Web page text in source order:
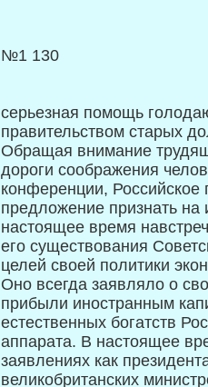
№1 130
серьезная помощь
правительством старых
Обращая внимание
дороги соображения
конференции, Российское
предложение признать на
настоящее время
его существования
целей своей политики
Оно всегда заявляло о
прибыли иностранным
естественных богатств
аппарата. В настоящее
заявлениях как
великобритан­ских